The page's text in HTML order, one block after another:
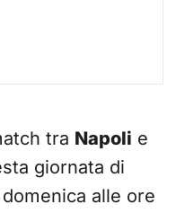
tra Napoli e
giornata di
alle ore